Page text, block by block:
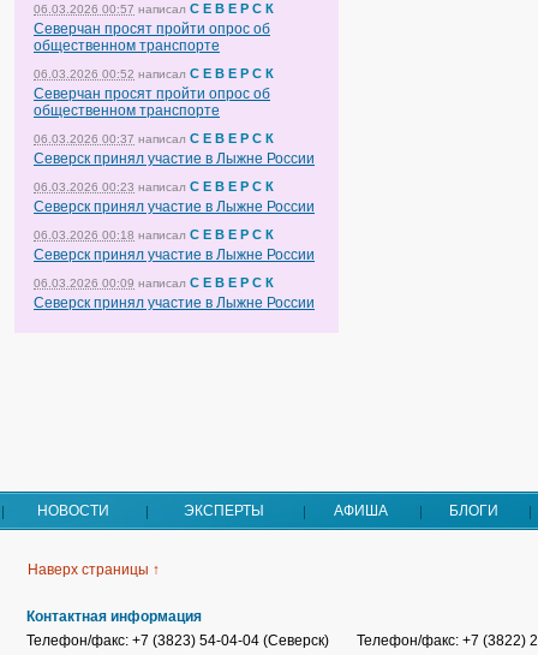
06.03.2026 00:57 написал С Е В Е Р С К
Северчан просят пройти опрос об
общественном транспорте
06.03.2026 00:52 написал С Е В Е Р С К
Северчан просят пройти опрос об
общественном транспорте
06.03.2026 00:37 написал С Е В Е Р С К
Северск принял участие в Лыжне России
06.03.2026 00:23 написал С Е В Е Р С К
Северск принял участие в Лыжне России
06.03.2026 00:18 написал С Е В Е Р С К
Северск принял участие в Лыжне России
06.03.2026 00:09 написал С Е В Е Р С К
Северск принял участие в Лыжне России
НОВОСТИ ЭКСПЕРТЫ АФИША БЛОГИ
Наверх страницы ↑
Контактная информация
Телефон/факс: +7 (3823) 54-04-04 (Северск)
Телефон/факс: +7 (3822)